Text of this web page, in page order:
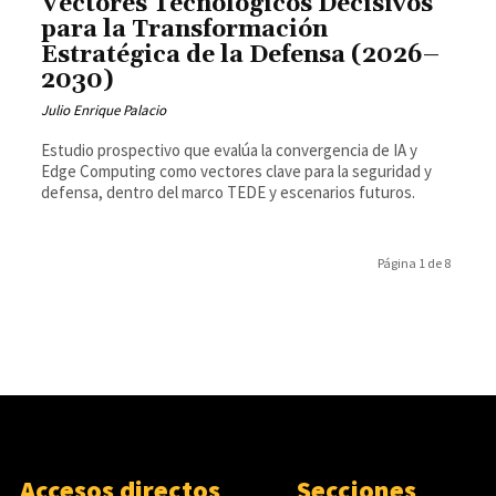
para la Transformación
Estratégica de la Defensa (2026–
2030)
Julio Enrique Palacio
Estudio prospectivo que evalúa la convergencia de IA y
Edge Computing como vectores clave para la seguridad y
defensa, dentro del marco TEDE y escenarios futuros.
Página 1 de 8